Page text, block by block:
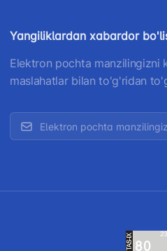
Yangiliklardan xabardor
Elektron pochta manzilingizni
maslahatlar bilan to'g'ridan